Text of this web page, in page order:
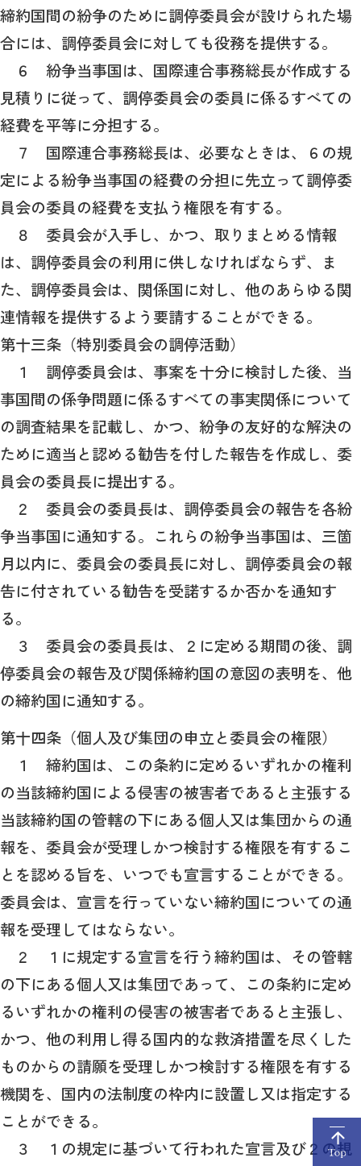
締約国間の紛争のために調停委員会が設けられた場
合には、調停委員会に対しても役務を提供する。
６ 紛争当事国は、国際連合事務総長が作成する
見積りに従って、調停委員会の委員に係るすべての
経費を平等に分担する。
７ 国際連合事務総長は、必要なときは、６の規
定による紛争当事国の経費の分担に先立って調停委
員会の委員の経費を支払う権限を有する。
８ 委員会が入手し、かつ、取りまとめる情報
は、調停委員会の利用に供しなければならず、ま
た、調停委員会は、関係国に対し、他のあらゆる関
連情報を提供するよう要請することができる。
第十三条（特別委員会の調停活動）
１ 調停委員会は、事案を十分に検討した後、当
事国間の係争問題に係るすべての事実関係について
の調査結果を記載し、かつ、紛争の友好的な解決の
ために適当と認める勧告を付した報告を作成し、委
員会の委員長に提出する。
２ 委員会の委員長は、調停委員会の報告を各紛
争当事国に通知する。これらの紛争当事国は、三箇
月以内に、委員会の委員長に対し、調停委員会の報
告に付されている勧告を受諾するか否かを通知す
る。
３ 委員会の委員長は、２に定める期間の後、調
停委員会の報告及び関係締約国の意図の表明を、他
の締約国に通知する。
第十四条（個人及び集団の申立と委員会の権限）
１ 締約国は、この条約に定めるいずれかの権利
の当該締約国による侵害の被害者であると主張する
当該締約国の管轄の下にある個人又は集団からの通
報を、委員会が受理しかつ検討する権限を有するこ
とを認める旨を、いつでも宣言することができる。
委員会は、宣言を行っていない締約国についての通
報を受理してはならない。
２ １に規定する宣言を行う締約国は、その管轄
の下にある個人又は集団であって、この条約に定め
るいずれかの権利の侵害の被害者であると主張し、
かつ、他の利用し得る国内的な救済措置を尽くした
ものからの請願を受理しかつ検討する権限を有する
機関を、国内の法制度の枠内に設置し又は指定する
ことができる。
３ １の規定に基づいて行われた宣言及び２の規